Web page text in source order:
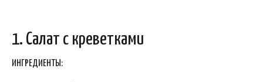
1. Салат с креветками
ИНГРЕДИЕНТЫ: